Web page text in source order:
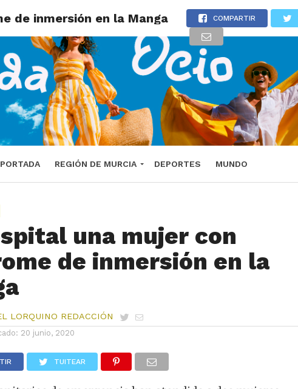
PORTADA REGIÓN DE MURCIA DEPORTES MUNDO
de inmersión en la Manga COMPARTIR
una mujer con
de inmersión en la
LORQUINO REDACCIÓN
20 junio, 2020
TUITEAR